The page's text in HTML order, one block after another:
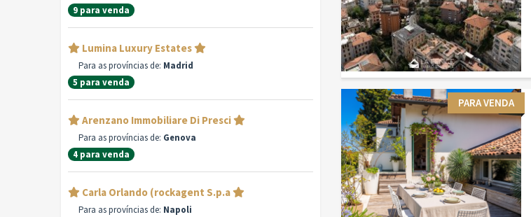
PARA VENDA
9 para venda
Lumina Luxury Estates
Para as províncias de: Madrid
5 para venda
Arenzano Immobiliare Di Presci
Para as províncias de: Genova
4 para venda
Carla Orlando (rockagent S.p.a
Para as províncias de: Napoli